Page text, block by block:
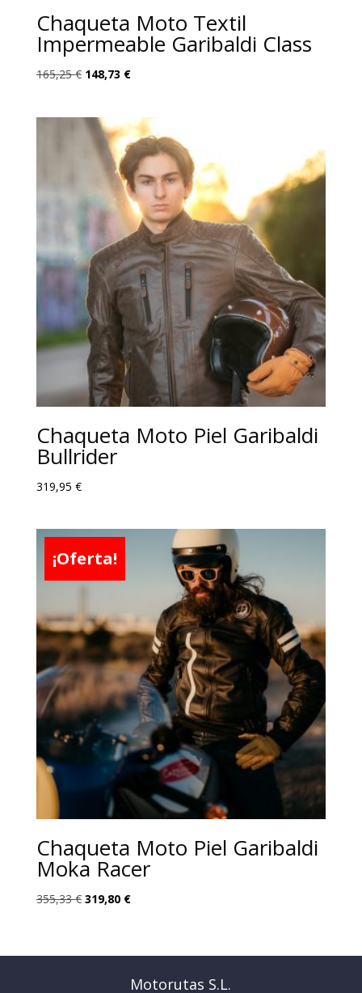
Chaqueta Moto Textil
Impermeable Garibaldi Class
165,25€ El
era:
165,25 €.
148,73 €El
es:
148,73 €.
Chaqueta Moto Piel Garibaldi
Bullrider
319,95 €
¡Oferta!
Chaqueta Moto Piel Garibaldi
Moka Racer
355,33€ El
era:
319,80 €El
es:
Motorutas S.L.